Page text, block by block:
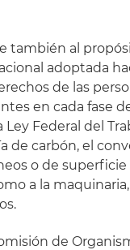
también al
adoptada
de las
en cada fase
Federal del
carbón, el
o de
a la
de